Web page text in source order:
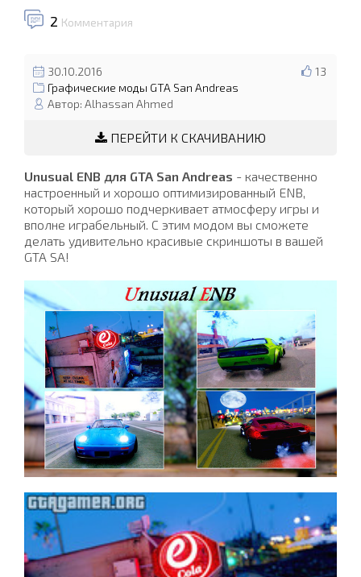
2 Комментария
13
30.10.2016
Графические моды GTA San Andreas
Автор: Alhassan Ahmed
ПЕРЕЙТИ К СКАЧИВАНИЮ
Unusual ENB для GTA San Andreas - качественно
настроенный и хорошо оптимизированный ENB,
который хорошо подчеркивает атмосферу игры и
вполне играбельный. С этим модом вы сможете
делать удивительно красивые скриншоты в вашей
GTA SA!